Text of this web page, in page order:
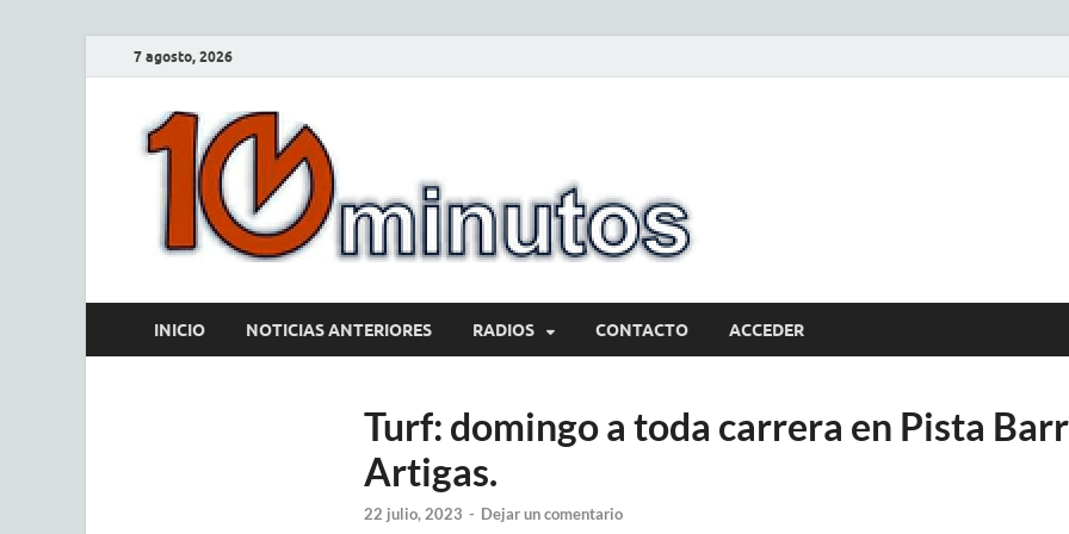
7 agosto, 2026
INICIO NOTICIAS ANTERIORES RADIOS CONTACTO ACCEDER
Turf: domingo a toda carrera en Pista
Artigas.
22 julio, 2023 - Dejar un comentario